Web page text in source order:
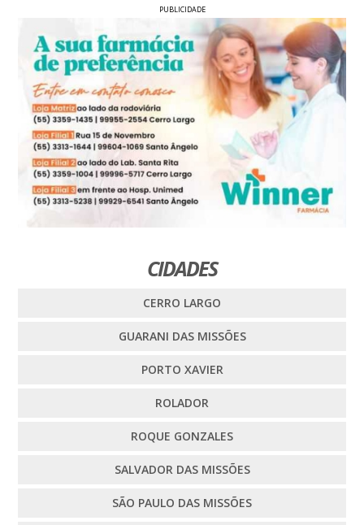
PUBLICIDADE
CIDADES
CERRO LARGO
GUARANI DAS MISSÕES
PORTO XAVIER
ROLADOR
ROQUE GONZALES
SALVADOR DAS MISSÕES
SÃO PAULO DAS MISSÕES